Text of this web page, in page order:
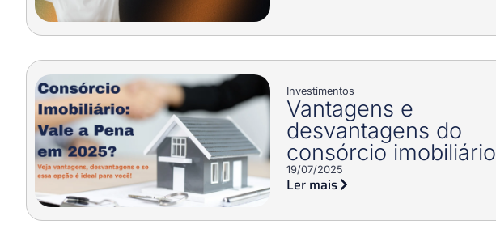
Investimentos
Vantagens e
desvantagens do
consórcio imobiliário
19/07/2025
Ler mais